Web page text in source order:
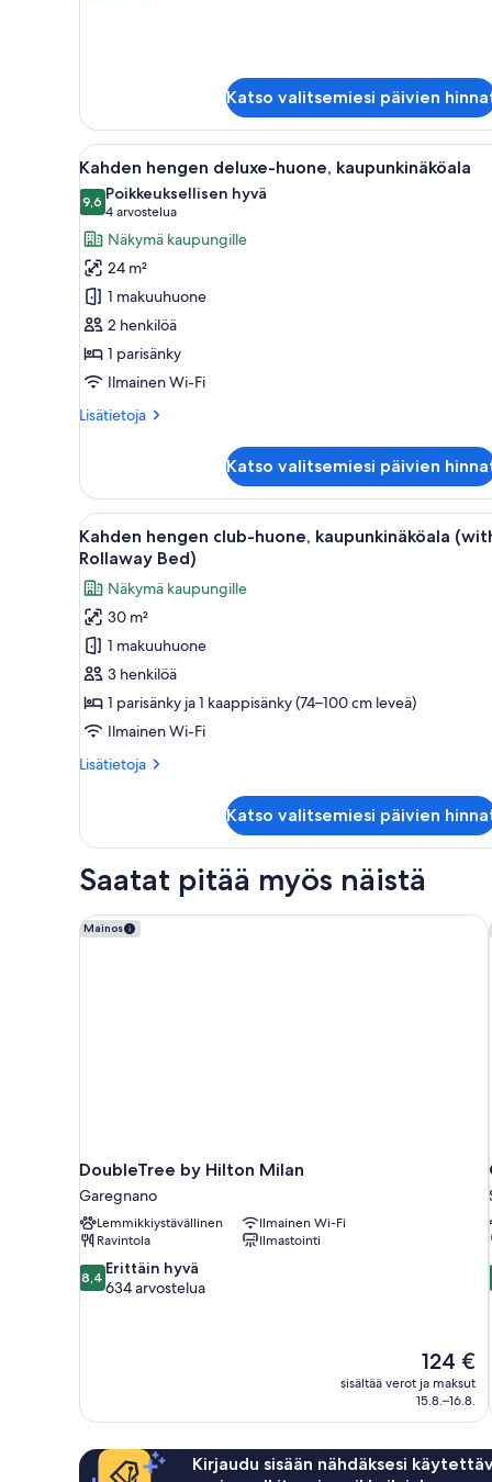
Katso valitsemiesi päivien
Avaa
kaikki
huonetyypin
Kahden
hengen
deluxe-
huone,
kaupunkinäköala
kuvat
Hotellihuone, jossa on suuri
6
Kahden hengen deluxe-huone, kaupunkinäköala
9,69,6 kautta 10
Poikkeuksellisen hyvä
4 arvostelua
(4
arvostelua)
Näkymä kaupungille
24 m²
1 makuuhuone
2 henkilöä
1 parisänky
Ilmainen Wi-Fi
Lisätietoja
Lisätietoja
deluxe-
huone,
kaupunkinäköala
Katso valitsemiesi päivien
Avaa
kaikki
huonetyypin
Kahden
hengen
club-
huone,
kaupunkinäköala
(with
Rollaway
Hotellihuone, jossa on suuri
5
Kahden hengen club-huone, kaupunkinäköala
Rollaway Bed)
Näkymä kaupungille
30 m²
1 makuuhuone
3 henkilöä
1 parisänky ja 1 kaappisänky (74–100 cm leveä)
Ilmainen Wi-Fi
Lisätietoja
Lisätietoja
club-
kaupunkinäköala
1
Rollaway
Katso valitsemiesi päivien
Saatat pitää myös näistä
Mainos
DoubleTree by Hilton Milan
Garegnano
Lemmikkiystävällinen
Ilmainen Wi-Fi
Ravintola
Ilmastointi
8.4
kautta
8,4 Erittäin hyvä
634 arvostelua
Hinta
on
124 €
124 €
sisältää verot ja maksut
15.8.–16.8.
DoubleTree by Hilton Milan
Kirjaudu sisään nähdäksesi